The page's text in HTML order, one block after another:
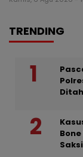
TRENDING